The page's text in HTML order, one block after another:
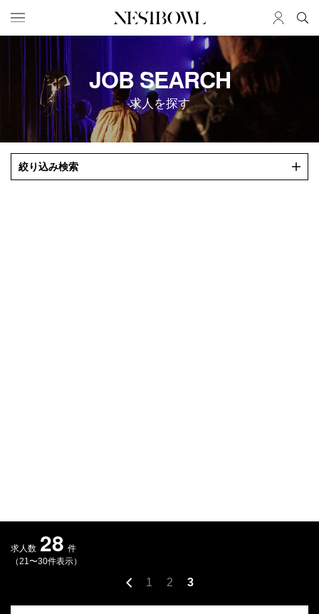
HOME
求人検索
新着求人
ブランド一覧
JOURNAL
JOB SEARCH
求人を探す
絞り込み検索
求人数 28 件
（21〜30件表示）
1 2 3